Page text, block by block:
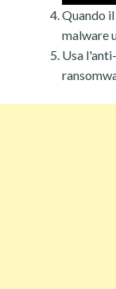
Quando
malware
Usa